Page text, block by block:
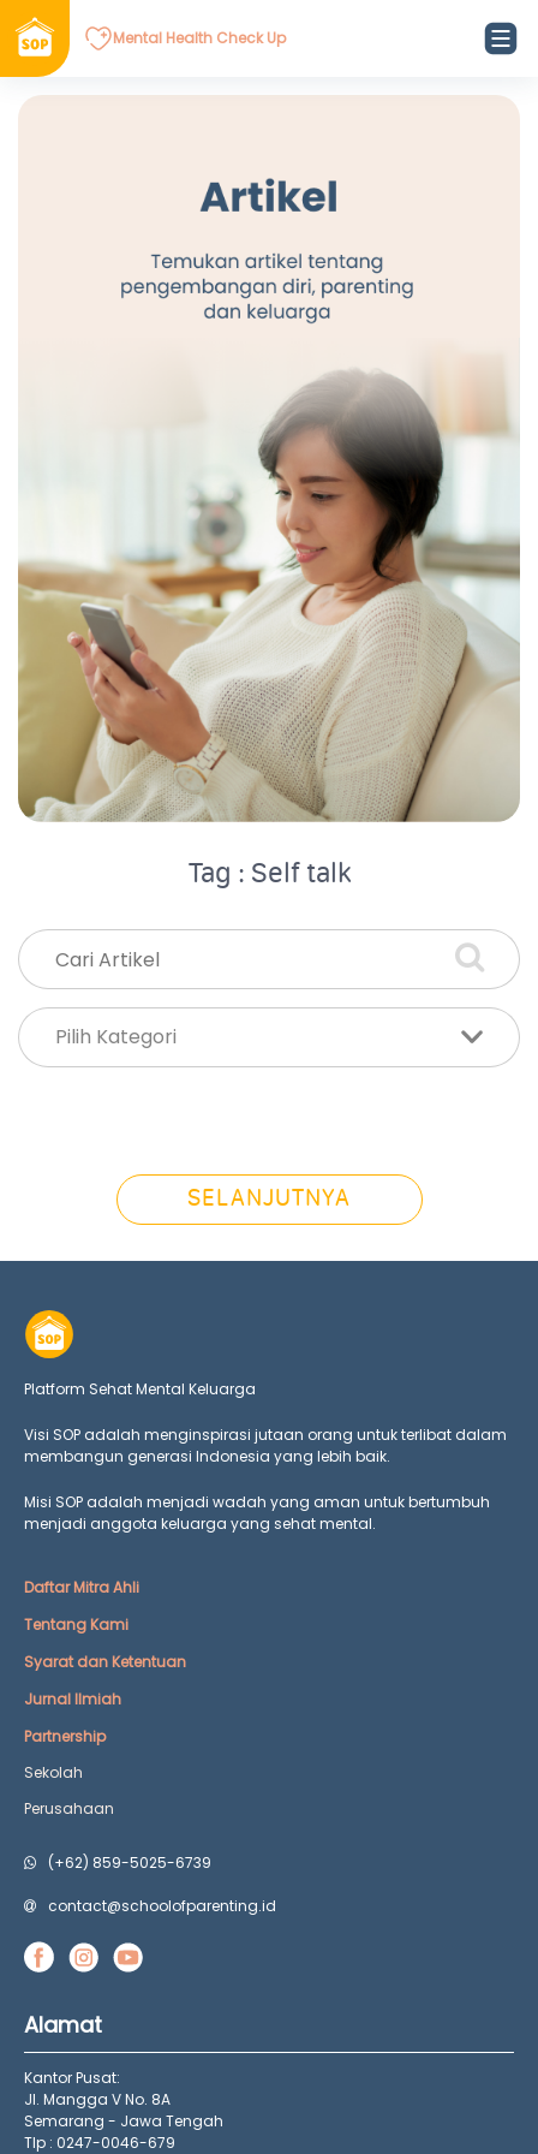
Mental Health Check Up
Tag : Self talk
SELANJUTNYA
Platform Sehat Mental Keluarga
Visi SOP adalah menginspirasi jutaan orang untuk terlibat dalam
membangun generasi Indonesia yang lebih baik.
Misi SOP adalah menjadi wadah yang aman untuk bertumbuh
menjadi anggota keluarga yang sehat mental.
Daftar Mitra Ahli
Tentang Kami
Syarat dan Ketentuan
Jurnal Ilmiah
Partnership
Sekolah
Perusahaan
(+62) 859-5025-6739
contact@schoolofparenting.id
Alamat
Kantor Pusat:
Jl. Mangga V No. 8A
Semarang - Jawa Tengah
Tlp : 0247-0046-679